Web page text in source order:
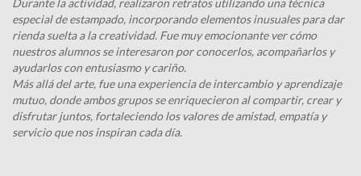
Durante la actividad, realizaron retratos utilizando una técnica
especial de estampado, incorporando elementos inusuales para dar
rienda suelta a la creatividad. Fue muy emocionante ver cómo
nuestros alumnos se interesaron por conocerlos, acompañarlos y
ayudarlos con entusiasmo y cariño.
Más allá del arte, fue una experiencia de intercambio y aprendizaje
mutuo, donde ambos grupos se enriquecieron al compartir, crear y
disfrutar juntos, fortaleciendo los valores de amistad, empatía y
servicio que nos inspiran cada día.